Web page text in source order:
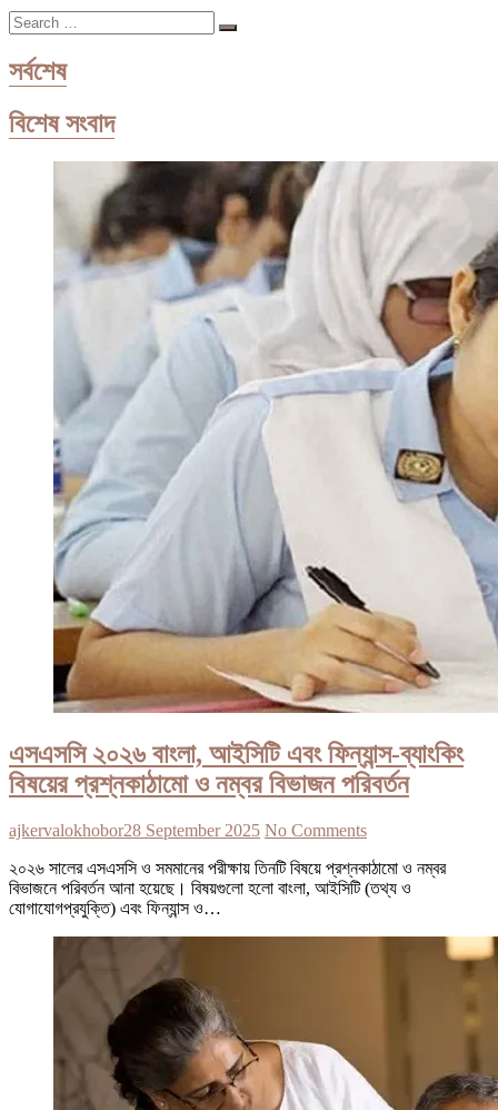
অলিম্পিয়াডে
Search
…
সর্বশেষ
বিশেষ সংবাদ
এসএসসি ২০২৬ বাংলা, আইসিটি এবং ফিন্যান্স-ব্যাংকিং
বিষয়ের প্রশ্নকাঠামো ও নম্বর বিভাজন পরিবর্তন
ajkervalokhobor28 September 2025 No Comments
২০২৬ সালের এসএসসি ও সমমানের পরীক্ষায় তিনটি বিষয়ে প্রশ্নকাঠামো ও নম্বর
বিভাজনে পরিবর্তন আনা হয়েছে। বিষয়গুলো হলো বাংলা, আইসিটি (তথ্য ও
যোগাযোগপ্রযুক্তি) এবং ফিন্যান্স ও…